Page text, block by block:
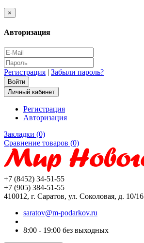
×
Авторизация
Регистрация | Забыли пароль?
Личный кабинет
Регистрация
Авторизация
Закладки (0)
Сравнение товаров (0)
+7 (8452) 34-51-55
+7 (905) 384-51-55
410012, г. Саратов, ул. Соколовая, д. 10/16
saratov@m-podarkov.ru
8:00 - 19:00 без выходных